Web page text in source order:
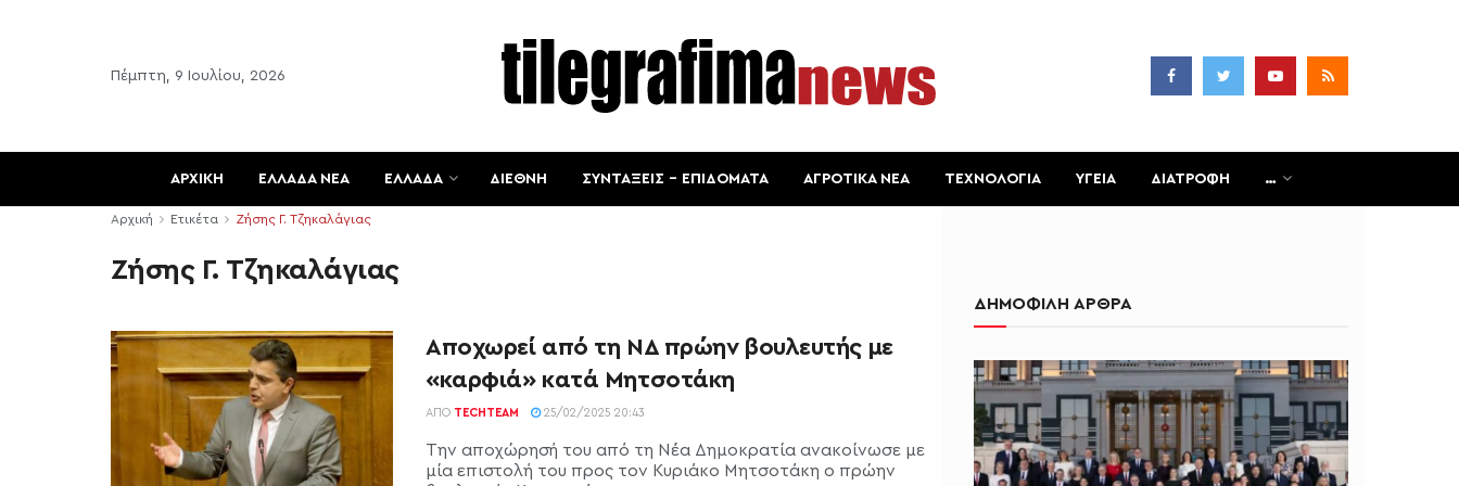
Πέμπτη, 9 Ιουλίου, 2026
ΑΡΧΙΚΗ ΕΛΛΑΔΑ ΝΕΑ ΕΛΛΑΔΑ ΔΙΕΘΝΗ ΣΥΝΤΑΞΕΙΣ – ΕΠΙΔΟΜΑΤΑ ΑΓΡΟΤΙΚΑ ΝΕΑ ΤΕΧΝΟΛΟΓΙΑ ΥΓΕΙΑ ΔΙΑΤΡΟΦΗ …
Αρχική Ετικέτα Ζήσης Γ. Τζηκαλάγιας
Ζήσης Γ. Τζηκαλάγιας
Αποχωρεί από τη ΝΔ πρώην βουλευτής με
«καρφιά» κατά Μητσοτάκη
ΑΠΌ TECHTEAM 25/02/2025 20:43
Την αποχώρησή του από τη Νέα Δημοκρατία ανακοίνωσε με
μία επιστολή του προς τον Κυριάκο Μητσοτάκη ο πρώην
ΔΗΜΟΦΙΛΗ ΑΡΘΡΑ